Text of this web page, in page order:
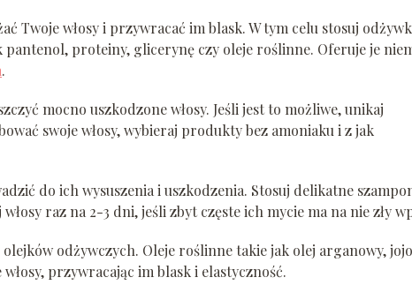
Twoje włosy i przywracać im blask. W tym celu stosuj
pantenol, proteiny, glicerynę czy oleje roślinne. Oferuje je
.
mocno uszkodzone włosy. Jeśli jest to możliwe, unikaj
swoje włosy, wybieraj produkty bez amoniaku i z jak
do ich wysuszenia i uszkodzenia. Stosuj delikatne
raz na 2-3 dni, jeśli zbyt częste ich mycie ma na nie zły
odżywczych. Oleje roślinne takie jak olej arganowy,
przywracając im blask i elastyczność.